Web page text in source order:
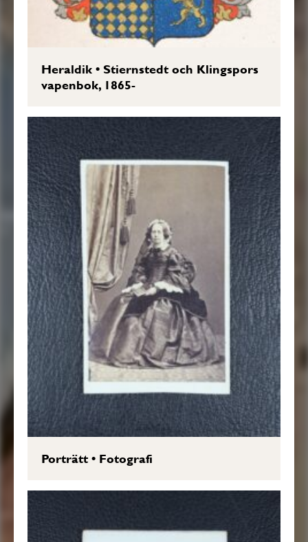
Heraldik•Stiernstedt och Klingspors
vapenbok, 1865-
Porträtt• Fotografi